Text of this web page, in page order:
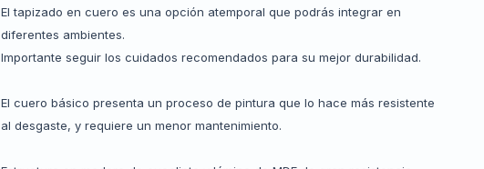
El tapizado en cuero es una opción atemporal que podrás integrar en
diferentes ambientes.
Importante seguir los cuidados recomendados para su mejor durabilidad.
El cuero básico presenta un proceso de pintura que lo hace más resistente
al desgaste, y requiere un menor mantenimiento.